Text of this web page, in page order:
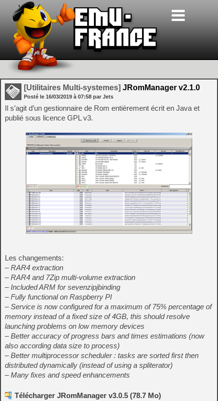
[Utilitaires Multi-systemes] JRomManager v2.1.0
Posté le 16/03/2019 à 07:58 par Jets
Il s’agit d’un gestionnaire de Rom entièrement écrit en Java et
publié sous licence GPL v3.
Les changements:
– RAR4 extraction
– RAR4 and 7Zip multi-volume extraction
– Included ARM for sevenzipjbinding
– Fully functional on Raspberry PI
– Service is now configured for a maximum of 75% percentage of
memory instead of a fixed size of 4GB, this should resolve
launching problems on low memory devices
– Better accuracy of progress bars and times estimations (now
also according data size to process)
– Better multiprocessor scheduler : tasks are sorted first then
distributed dynamically (instead of using a spliterator)
– Many fixes and speed enhancements
Télécharger JRomManager v3.0.5 (78.7 Mo)